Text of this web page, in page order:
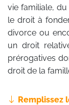
vie familiale,
le droit à
divorce ou
un droit
prérogatives
droit de la
Remplissez